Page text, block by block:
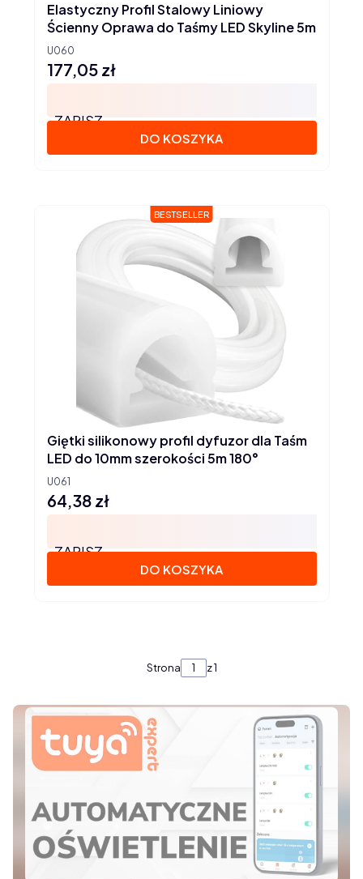
U060
Elastyczny Profil Stalowy Liniowy
Ścienny Oprawa do Taśmy LED Skyline 5m
Cena
177,05 zł
ZAPISZ
DO KOSZYKA
BESTSELLER
U061
Giętki silikonowy profil dyfuzor dla Taśm
LED do 10mm szerokości 5m 180°
Cena
64,38 zł
ZAPISZ
DO KOSZYKA
Strona z 1